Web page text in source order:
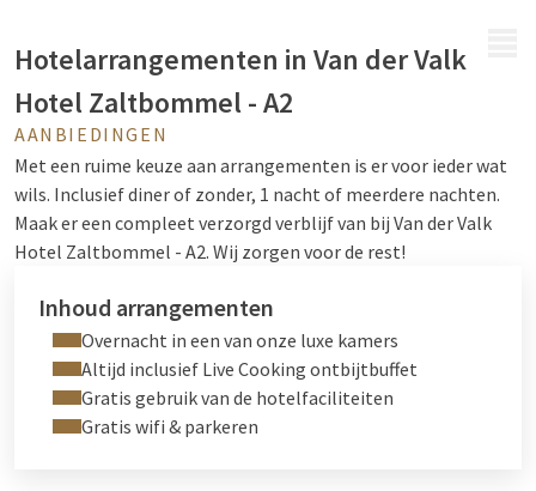
Hotelarrangementen in Van der Valk
Hotel Zaltbommel - A2
AANBIEDINGEN
Met een ruime keuze aan arrangementen is er voor ieder wat
wils. Inclusief diner of zonder, 1 nacht of meerdere nachten.
Maak er een compleet verzorgd verblijf van bij Van der Valk
Hotel Zaltbommel - A2. Wij zorgen voor de rest!
Inhoud arrangementen
Overnacht in een van onze luxe kamers
Altijd inclusief Live Cooking ontbijtbuffet
Gratis gebruik van de hotelfaciliteiten
Gratis wifi & parkeren